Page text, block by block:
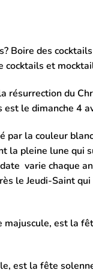
Boire des
cocktails et
résurrection du
est le dimanche 4
par la couleur
la pleine lune qui
varie chaque
le Jeudi-Saint
est la
est la fête